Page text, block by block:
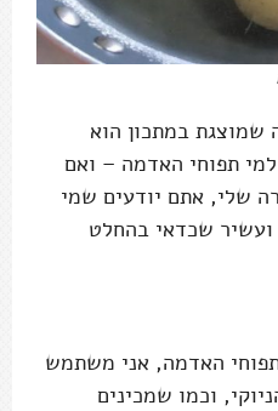
שמוצגת במתכון הוא
תפוחי האדמה – ואם
שלי, אתם יודעים שמי
שכדאי בהחלט
האדמה, אני משתמש
וכמו שמכינים